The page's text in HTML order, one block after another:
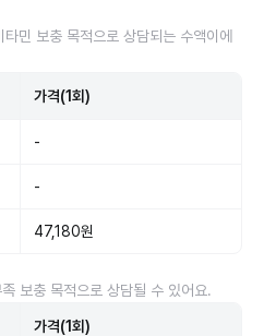
민 보충 목적으로 상담되는 수액이에
가격(1회)
-
-
47,180원
보충 목적으로 상담될 수 있어요.
가격(1회)